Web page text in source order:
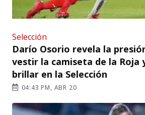
Selección
Darío Osorio revela la
vestir la camiseta de la Roja
brillar en la Selección
04:43 PM, ABR 20